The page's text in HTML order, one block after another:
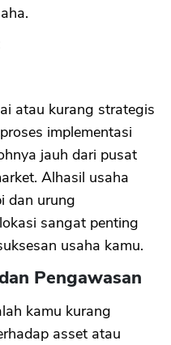
atau kurang strategis
implementasi
jauh dari pusat
Alhasil usaha
dan urung
sangat penting
usaha kamu.
Pengawasan
kamu kurang
asset atau